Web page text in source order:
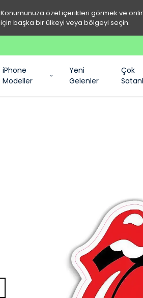
Konumunuza özel içerikleri görmek ve
için başka bir ülkeyi veya bölgeyi seçin.
iPhone
Modeller
Yeni
Gelenler
Çok